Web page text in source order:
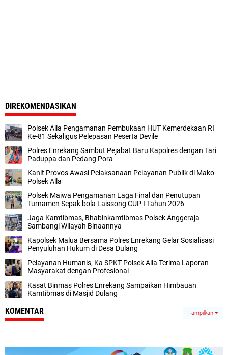
DIREKOMENDASIKAN
Polsek Alla Pengamanan Pembukaan HUT Kemerdekaan RI
Ke-81 Sekaligus Pelepasan Peserta Devile
Polres Enrekang Sambut Pejabat Baru Kapolres dengan Tari
Paduppa dan Pedang Pora
Kanit Provos Awasi Pelaksanaan Pelayanan Publik di Mako
Polsek Alla
Polsek Maiwa Pengamanan Laga Final dan Penutupan
Turnamen Sepak bola Laissong CUP I Tahun 2026
Jaga Kamtibmas, Bhabinkamtibmas Polsek Anggeraja
Sambangi Wilayah Binaannya
Kapolsek Malua Bersama Polres Enrekang Gelar Sosialisasi
Penyuluhan Hukum di Desa Dulang
Pelayanan Humanis, Ka SPKT Polsek Alla Terima Laporan
Masyarakat dengan Profesional
Kasat Binmas Polres Enrekang Sampaikan Himbauan
Kamtibmas di Masjid Dulang
KOMENTAR Tampilkan